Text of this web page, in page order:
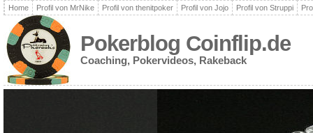
Home Profil von MrNike Profil von thenitpoker Profil von Jojo Profil von Struppi
Pokerblog Coinflip.de
Coaching, Pokervideos, Rakeback